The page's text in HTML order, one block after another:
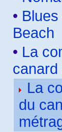
•
Beach
• La
canard
La
du